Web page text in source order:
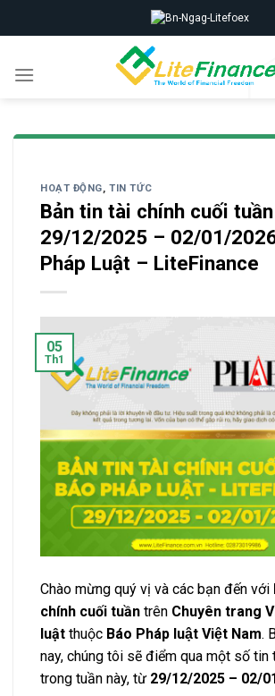
to
HOẠT ĐỘNG,TIN TỨC
Bản tin tài chính cuối tuần
29/12/2025 – 02/01/
Pháp Luật – LiteFinance
05
Th1
Chào mừng quý vị và các bạn đến với
chính cuối tuần trên Chuyên trang
luật thuộc Báo Pháp luật Việt Nam.
nay, chúng tôi sẽ điểm qua một số
trong tuần này, từ 29/12/2025 – 02/